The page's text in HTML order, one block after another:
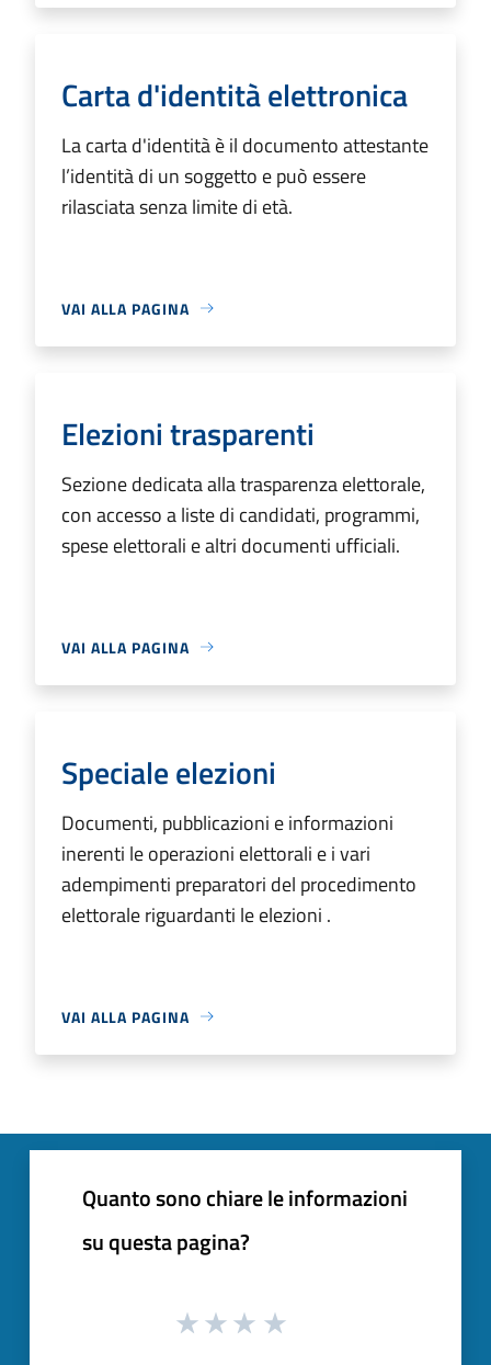
Carta d'identità elettronica
La carta d'identità è il documento attestante
l’identità di un soggetto e può essere
rilasciata senza limite di età.
VAI ALLA PAGINA
Elezioni trasparenti
Sezione dedicata alla trasparenza elettorale,
con accesso a liste di candidati, programmi,
spese elettorali e altri documenti ufficiali.
VAI ALLA PAGINA
Speciale elezioni
Documenti, pubblicazioni e informazioni
inerenti le operazioni elettorali e i vari
adempimenti preparatori del procedimento
elettorale riguardanti le elezioni .
VAI ALLA PAGINA
Quanto sono chiare le informazioni
su questa pagina?